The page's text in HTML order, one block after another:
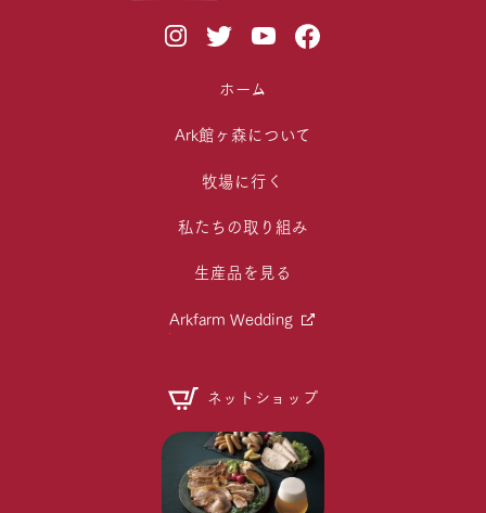
ホーム
Ark館ヶ森について
牧場に行く
私たちの取り組み
生産品を見る
Arkfarm Wedding
ネットショップ